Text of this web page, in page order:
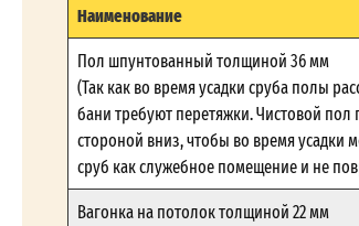
Наименование
Пол шпунтованный толщиной 36 мм
(Так как во время усадки сруба полы
бани требуют перетяжки. Чистовой пол
стороной вниз, чтобы во время усадки
сруб как служебное помещение и не
Вагонка на потолок толщиной 22 мм